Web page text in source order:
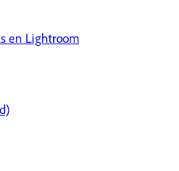
en Lightroom